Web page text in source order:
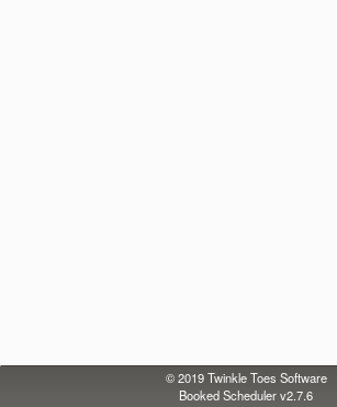
© 2019Twinkle Toes Software
Booked Scheduler v2.7.6